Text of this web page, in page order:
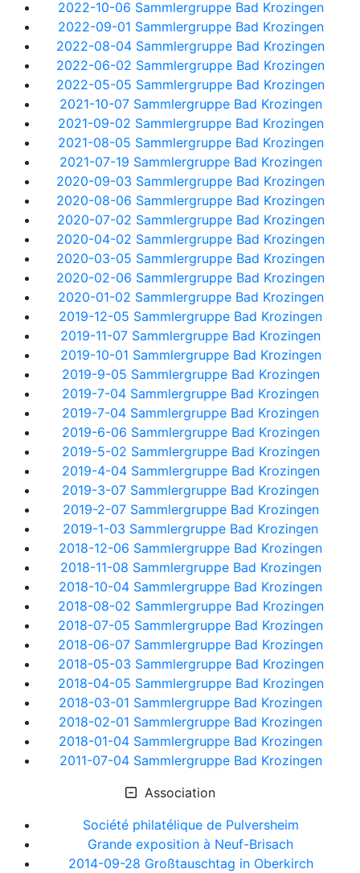
2022-10-06 Sammlergruppe Bad Krozingen
2022-09-01 Sammlergruppe Bad Krozingen
2022-08-04 Sammlergruppe Bad Krozingen
2022-06-02 Sammlergruppe Bad Krozingen
2022-05-05 Sammlergruppe Bad Krozingen
2021-10-07 Sammlergruppe Bad Krozingen
2021-09-02 Sammlergruppe Bad Krozingen
2021-08-05 Sammlergruppe Bad Krozingen
2021-07-19 Sammlergruppe Bad Krozingen
2020-09-03 Sammlergruppe Bad Krozingen
2020-08-06 Sammlergruppe Bad Krozingen
2020-07-02 Sammlergruppe Bad Krozingen
2020-04-02 Sammlergruppe Bad Krozingen
2020-03-05 Sammlergruppe Bad Krozingen
2020-02-06 Sammlergruppe Bad Krozingen
2020-01-02 Sammlergruppe Bad Krozingen
2019-12-05 Sammlergruppe Bad Krozingen
2019-11-07 Sammlergruppe Bad Krozingen
2019-10-01 Sammlergruppe Bad Krozingen
2019-9-05 Sammlergruppe Bad Krozingen
2019-7-04 Sammlergruppe Bad Krozingen
2019-7-04 Sammlergruppe Bad Krozingen
2019-6-06 Sammlergruppe Bad Krozingen
2019-5-02 Sammlergruppe Bad Krozingen
2019-4-04 Sammlergruppe Bad Krozingen
2019-3-07 Sammlergruppe Bad Krozingen
2019-2-07 Sammlergruppe Bad Krozingen
2019-1-03 Sammlergruppe Bad Krozingen
2018-12-06 Sammlergruppe Bad Krozingen
2018-11-08 Sammlergruppe Bad Krozingen
2018-10-04 Sammlergruppe Bad Krozingen
2018-08-02 Sammlergruppe Bad Krozingen
2018-07-05 Sammlergruppe Bad Krozingen
2018-06-07 Sammlergruppe Bad Krozingen
2018-05-03 Sammlergruppe Bad Krozingen
2018-04-05 Sammlergruppe Bad Krozingen
2018-03-01 Sammlergruppe Bad Krozingen
2018-02-01 Sammlergruppe Bad Krozingen
2018-01-04 Sammlergruppe Bad Krozingen
2011-07-04 Sammlergruppe Bad Krozingen
Association
Société philatélique de Pulversheim
Grande exposition à Neuf-Brisach
2014-09-28 Großtauschtag in Oberkirch